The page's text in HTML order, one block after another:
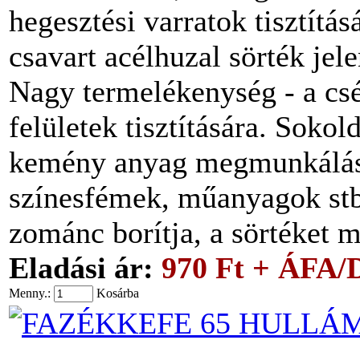
hegesztési varratok
csavart acélhuzal sörték
Nagy termelékenység - a
felületek tisztítására.
kemény anyag
színesfémek, műanyagok
zománc borítja, a sörtéket
Eladási ár: 970 Ft + ÁFA/
Menny.: Kosárba